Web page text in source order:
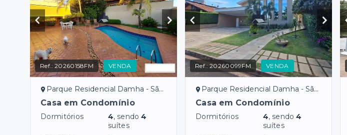
Ref.:20260158FM VENDA
Parque Residencial Damha - São José do Rio Preto/SP
Casa em Condomínio
Dormitórios 4, sendo4
suítes
Ref.:20260099FM VENDA
Parque Residencial Damha - São José do Rio Preto/SP
Casa em Condomínio
Dormitórios 4, sendo4
suítes